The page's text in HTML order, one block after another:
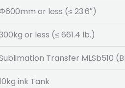
Φ600mm or less (≤ 23.6″)
or less (≤ 661.4 lb.)
Transfer MLSb510
ink Tank